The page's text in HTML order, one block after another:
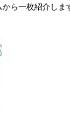
ら一枚紹介しま